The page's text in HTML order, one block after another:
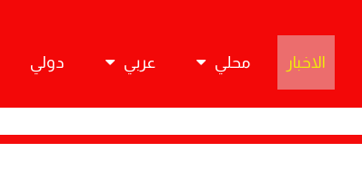
الاخبار محلي عربي دولي